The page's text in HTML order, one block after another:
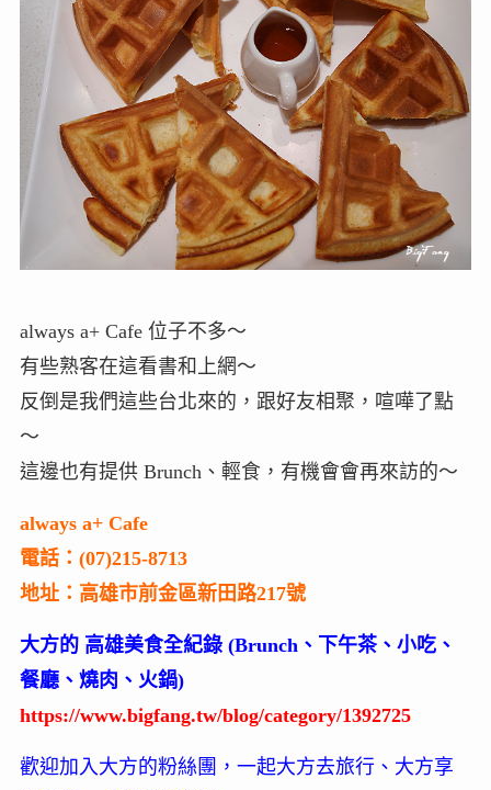
always a+ Cafe 位子不多～
有些熟客在這看書和上網～
反倒是我們這些台北來的，跟好友相聚，喧嘩了點
～
這邊也有提供 Brunch、輕食，有機會會再來訪的～
always a+ Cafe
電話：(07)215-8713
地址：高雄市前金區新田路217號
大方的 高雄美食全紀錄 (Brunch、下午茶、小吃、
餐廳、燒肉、火鍋)
https://www.bigfang.tw/blog/category/1392725
歡迎加入大方的粉絲團，一起大方去旅行、大方享